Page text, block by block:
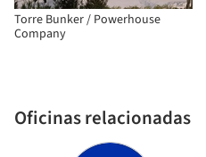
Torre Bunker / Powerhouse
Company
Oficinas relacionadas